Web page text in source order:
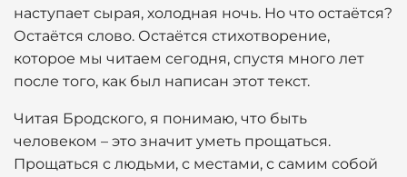
наступает сырая, холодная ночь. Но что остаётся?
Остаётся слово. Остаётся стихотворение,
которое мы читаем сегодня, спустя много лет
после того, как был написан этот текст.
Читая Бродского, я понимаю, что быть
человеком – это значит уметь прощаться.
Прощаться с людьми, с местами, с самим собой